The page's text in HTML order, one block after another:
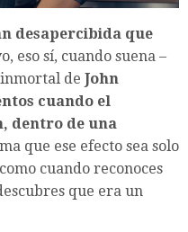
desapercibida que
eso sí, cuando suena –
de John
cuando el
dentro de una
que ese efecto sea solo
cuando reconoces
que era un